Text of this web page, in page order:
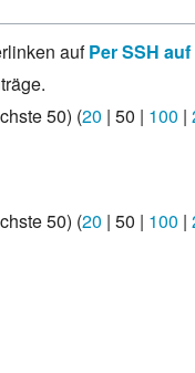
aufPer SSH
50) (20 | 50 | 100 |
50) (20 | 50 | 100 |